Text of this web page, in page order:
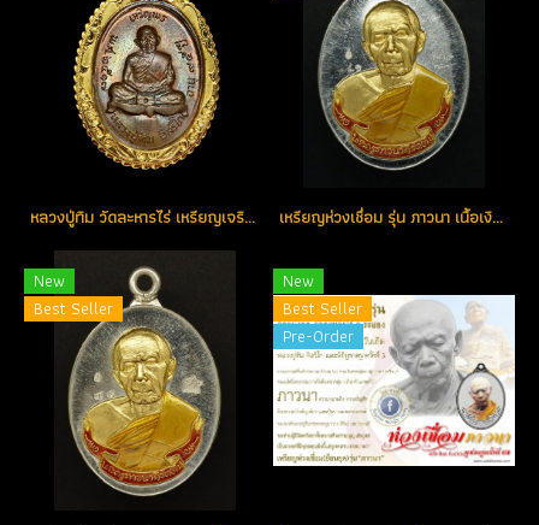
หลวงปู่ทิม วัดละหารไร่ เหรียญเจริญพรบน กรรมการ ตัว ท.โค้ดพิเศษ สวยแชมป์ (ขายแล้ว) เหรียญห่วงเชื่อม รุ่น ภาวนา เนื้อเงินหน้ากากทอง ลงยาสีแดงจีวรเหลือง หมายเลข 41 (โทรถาม)
New
Best Seller
New
Best Seller
Pre-Order